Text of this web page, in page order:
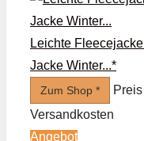
Leichte
Jacke Winter...*
Zum Shop *
Versandkosten
Angebot